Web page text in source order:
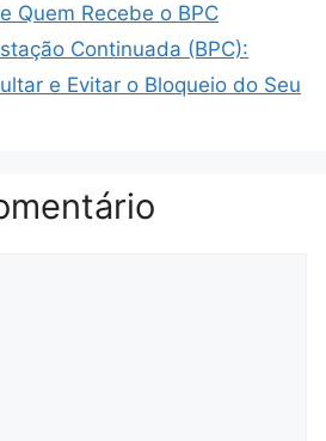
Quem Recebe o BPC
Continuada (BPC):
e Evitar o Bloqueio do Seu